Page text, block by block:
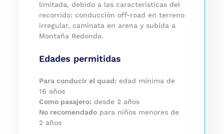
limitada, debido a las características del
recorrido: conducción off-road en terreno
irregular, caminata en arena y subida a
Montaña Redonda.
Edades permitidas
Para conducir el quad: edad mínima de
16 años
Como pasajero: desde 2 años
No recomendado para niños menores de
2 años